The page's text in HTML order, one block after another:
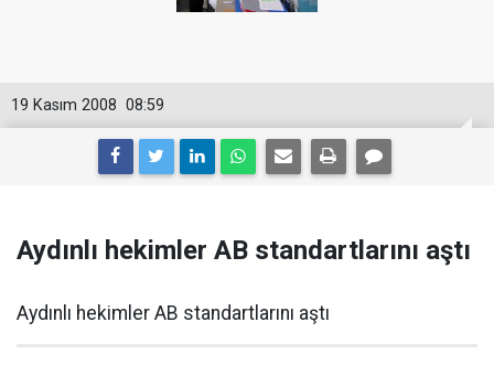
08:59
19 Kasım 2008
Aydınlı hekimler AB standartlarını aştı
Aydınlı hekimler AB standartlarını aştı